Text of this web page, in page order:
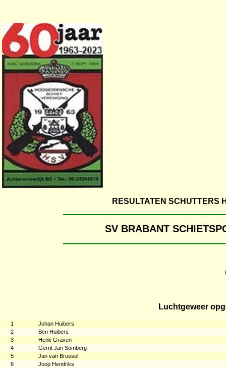
RESULTATEN SCHUTTERS
SV BRABANT
Luchtgeweer
1
Johan Huibers
2
Ben Huibers
3
Henk Graven
4
Gerrit Jan Somberg
5
Jan van Brussel
6
Joop Hendriks